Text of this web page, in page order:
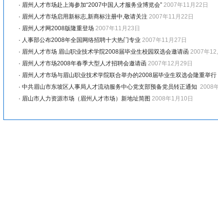
· 眉州人才市场赴上海参加“2007中国人才服务业博览会” 2007年11月22日
· 眉州人才市场启用新标志,新商标注册中,敬请关注 2007年11月22日
· 眉州人才网2008版隆重登场 2007年11月23日
· 人事部公布2008年全国网络招聘十大热门专业 2007年11月27日
· 眉州人才市场 眉山职业技术学院2008届毕业生校园双选会邀请函 2007年12
· 眉州人才市场2008年春季大型人才招聘会邀请函 2007年12月29日
· 眉州人才市场与眉山职业技术学院联合举办的2008届毕业生双选会隆重举行
· 中共眉山市东坡区人事局人才流动服务中心党支部预备党员转正通知 2008
· 眉山市人力资源市场（眉州人才市场）新地址简图 2008年1月10日